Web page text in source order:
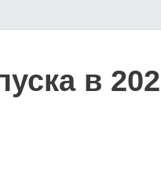
в